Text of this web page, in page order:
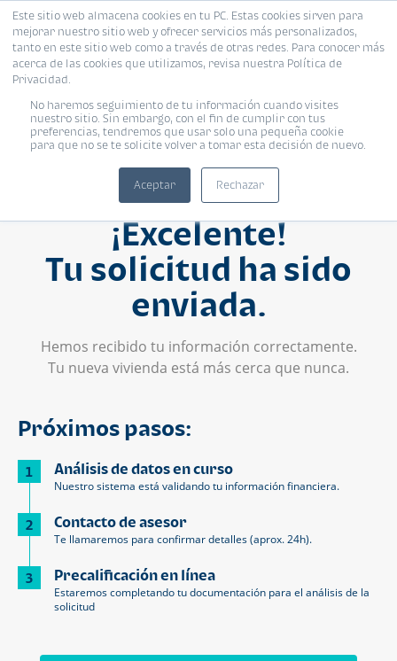
Este sitio web almacena cookies en tu PC. Estas cookies sirven para
mejorar nuestro sitio web y ofrecer servicios más personalizados,
tanto en este sitio web como a través de otras redes. Para conocer más
acerca de las cookies que utilizamos, revisa nuestra Política de
Privacidad.
No haremos seguimiento de tu información cuando visites
nuestro sitio. Sin embargo, con el fin de cumplir con tus
preferencias, tendremos que usar solo una pequeña cookie
para que no se te solicite volver a tomar esta decisión de nuevo.
Aceptar Rechazar
¡Excelente!
Tu solicitud ha sido
enviada.
Hemos recibido tu información correctamente.
Tu nueva vivienda está más cerca que nunca.
Próximos pasos:
1 Análisis de datos en curso
Nuestro sistema está validando tu información financiera.
2 Contacto de asesor
Te llamaremos para confirmar detalles (aprox. 24h).
3 Precalificación en línea
Estaremos completando tu documentación para el análisis de la
solicitud